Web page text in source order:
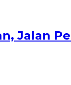
Jalan